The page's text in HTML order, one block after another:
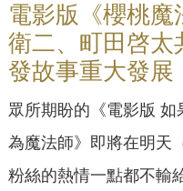
電影版《櫻桃
衛二、町田啓
發故事重大發展
眾所期盼的《電影版
為魔法師》即將在明天
粉絲的熱情一點都不輸